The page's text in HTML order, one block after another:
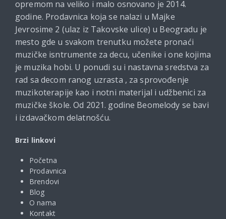
opremom na veliko i malo osnovano je 2014.
godine. Prodavnica koja se nalazi u Majke
Jevrosime 2 (ulaz iz Takovske ulice) u Beogradu je
mesto gde u svakom trenutku možete pronaći
muzičke isntrumente za decu, učenike i one kojima
je muzika hobi. U ponudi su i nastavna sredstva za
rad sa decom ranog uzrasta , za sprovođenje
muzikoterapije kao i notni materijal i udžbenici za
muzičke škole. Od 2021. godine Beomelody se bavi
i izdavačkom delatnošću.
Brzi linkovi
Početna
Prodavnica
Brendovi
Blog
O nama
Kontakt